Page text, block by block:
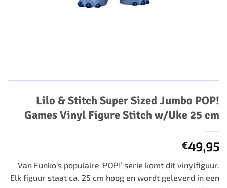
Lilo & Stitch Super Sized Jumbo POP!
Games Vinyl Figure Stitch w/Uke 25 cm
€49,95
Van Funko’s populaire ‘POP!’ serie komt dit vinylfiguur.
Elk figuur staat ca. 25 cm hoog en wordt geleverd in een